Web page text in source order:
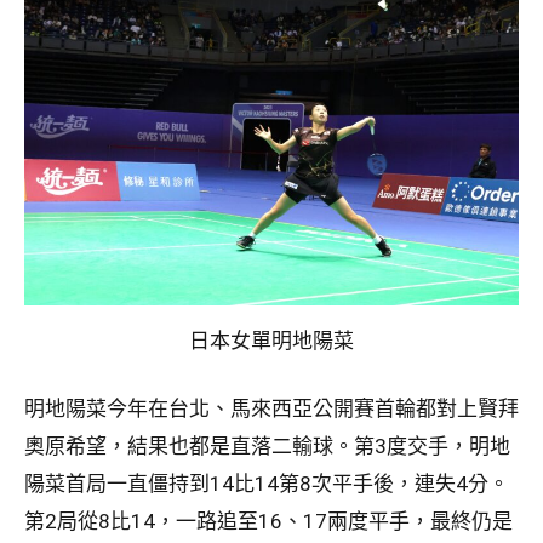
日本女單明地陽菜
明地陽菜今年在台北、馬來西亞公開賽首輪都對上賢拜
奧原希望，結果也都是直落二輸球。第3度交手，明地
陽菜首局一直僵持到14比14第8次平手後，連失4分。
第2局從8比14，一路追至16、17兩度平手，最終仍是